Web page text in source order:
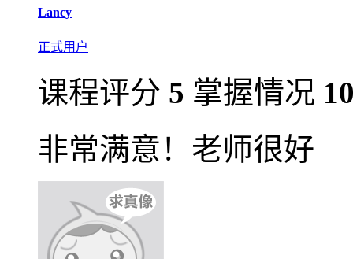
Lancy
正式用户
课程评分 5 掌握情况
非常满意！老师很好